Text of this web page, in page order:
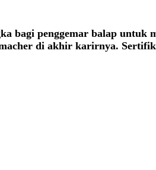
bagi penggemar balap untuk
di akhir karirnya.